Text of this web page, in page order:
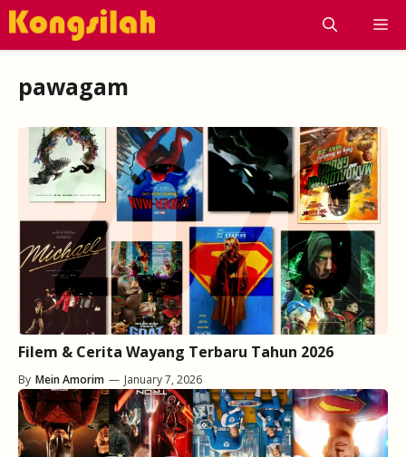
Skip
pawagam
Filem & Cerita Wayang Terbaru Tahun 2026
By Mein Amorim — January 7, 2026